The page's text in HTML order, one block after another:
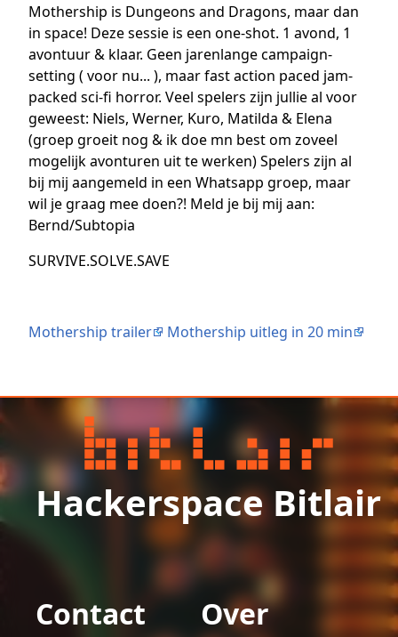
Mothership is Dungeons and Dragons, maar dan
in space! Deze sessie is een one-shot. 1 avond, 1
avontuur & klaar. Geen jarenlange campaign-
setting ( voor nu... ), maar fast action paced jam-
packed sci-fi horror. Veel spelers zijn jullie al voor
geweest: Niels, Werner, Kuro, Matilda & Elena
(groep groeit nog & ik doe mn best om zoveel
mogelijk avonturen uit te werken) Spelers zijn al
bij mij aangemeld in een Whatsapp groep, maar
wil je graag mee doen?! Meld je bij mij aan:
Bernd/Subtopia
SURVIVE.SOLVE.SAVE
Mothership trailer Mothership uitleg in 20 min
Hackerspace Bitlair
Contact Over